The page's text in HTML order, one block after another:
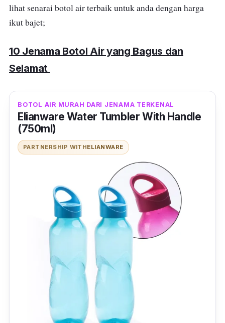
lihat senarai botol air terbaik untuk anda dengan harga
ikut bajet;
10 Jenama Botol Air yang Bagus dan
Selamat
BOTOL AIR MURAH DARI JENAMA TERKENAL
Elianware Water Tumbler With Handle
(750ml)
PARTNERSHIP WITHELIANWARE